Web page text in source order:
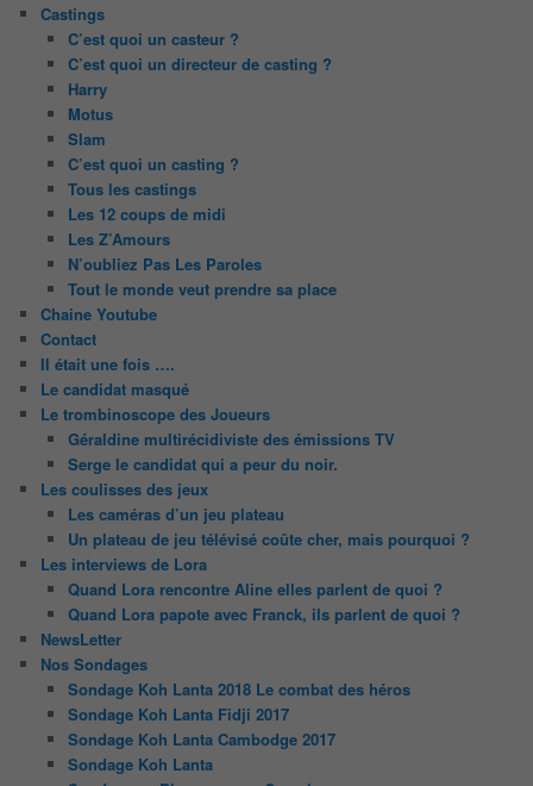
Castings
C’est quoi un casteur ?
C’est quoi un directeur de casting ?
Harry
Motus
Slam
C’est quoi un casting ?
Tous les castings
Les 12 coups de midi
Les Z’Amours
N’oubliez Pas Les Paroles
Tout le monde veut prendre sa place
Chaine Youtube
Contact
Il était une fois ….
Le candidat masqué
Le trombinoscope des Joueurs
Géraldine multirécidiviste des émissions TV
Serge le candidat qui a peur du noir.
Les coulisses des jeux
Les caméras d’un jeu plateau
Un plateau de jeu télévisé coûte cher, mais pourquoi ?
Les interviews de Lora
Quand Lora rencontre Aline elles parlent de quoi ?
Quand Lora papote avec Franck, ils parlent de quoi ?
NewsLetter
Nos Sondages
Sondage Koh Lanta 2018 Le combat des héros
Sondage Koh Lanta Fidji 2017
Sondage Koh Lanta Cambodge 2017
Sondage Koh Lanta